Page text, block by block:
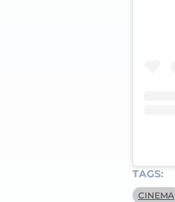
TAGS:
CINEMA